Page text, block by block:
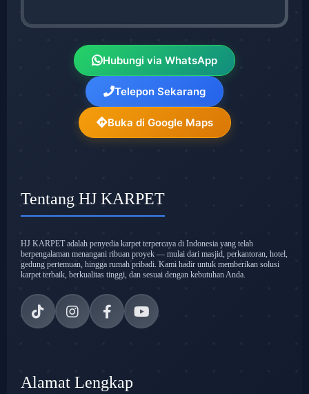
Hubungi via WhatsApp
Telepon Sekarang
Buka di Google Maps
Tentang HJ KARPET
HJ KARPET adalah penyedia karpet terpercaya di Indonesia yang telah
berpengalaman menangani ribuan proyek — mulai dari masjid, perkantoran, hotel,
gedung pertemuan, hingga rumah pribadi. Kami hadir untuk memberikan solusi
karpet terbaik, berkualitas tinggi, dan sesuai dengan kebutuhan Anda.
Alamat Lengkap